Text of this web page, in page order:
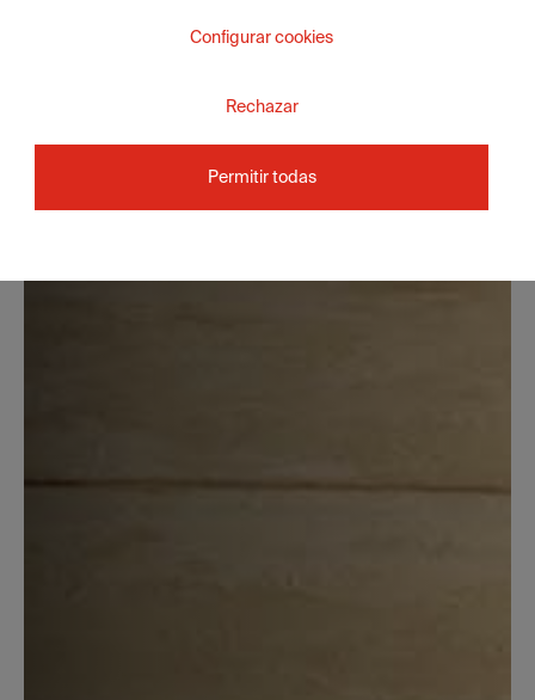
Configurar cookies
Rechazar
Permitir todas